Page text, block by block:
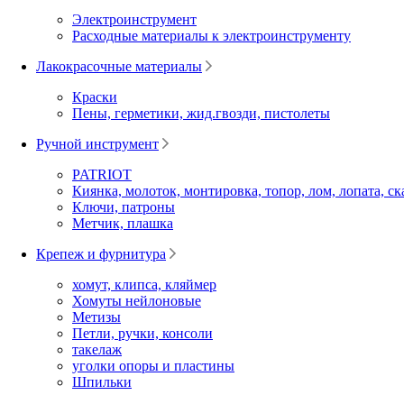
Электроинструмент
Расходные материалы к электроинструменту
Лакокрасочные материалы
Краски
Пены, герметики, жид.гвозди, пистолеты
Ручной инструмент
PATRIOT
Киянка, молоток, монтировка, топор, лом, лопата,
Ключи, патроны
Метчик, плашка
Крепеж и фурнитура
хомут, клипса, кляймер
Хомуты нейлоновые
Метизы
Петли, ручки, консоли
такелаж
уголки опоры и пластины
Шпильки